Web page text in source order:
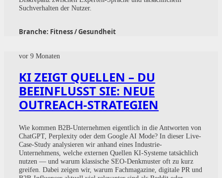
Suchverhalten der Nutzer.
Branche: Fitness / Gesundheit
vor 9 Monaten
KI ZEIGT QUELLEN – DU
BEEINFLUSST SIE: NEUE
OUTREACH-STRATEGIEN
Wie kommen B2B-Unternehmen eigentlich in die Antworten von
ChatGPT, Perplexity oder dem Google AI Mode? In dieser Live-
Case-Study analysieren wir anhand eines Industrie-
Unternehmens, welche externen Quellen KI-Systeme tatsächlich
nutzen — und warum klassische SEO-Denkmuster oft zu kurz
greifen. Dabei zeigen wir, warum Fachmagazine, digitale PR und